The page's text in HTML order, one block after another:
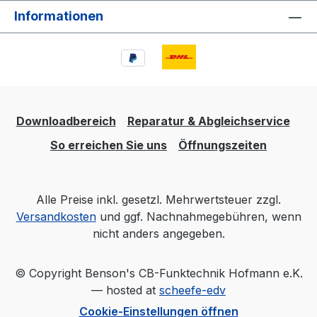
42DS (MIDLAND42DS) nicht "nur"
ein CB-Handfunkgerät, sondern
auch ein sehr kompaktes CB-
Mobilfunkgerät. Dabei bringt dieses
Handfunkgerät durchaus die
einen großen Funktionsumfang.
ALAN (MIDLAND 42 oder ALAN
(automatische Squelch
Funktion) und das damit verbundene
gute Audiobild hin. Ob gerade bei
bei Betrieb an Aufsteckantennen die
Funktion sehr wichtig ist, muss wohl
jeder Anwender für sich entscheiden.
Informationen
Downloadbereich
Reparatur & Abgleichservice
So erreichen Sie uns
Öffnungszeiten
Alle Preise inkl. gesetzl. Mehrwertsteuer zzgl.
Versandkostenund ggf. Nachnahmegebühren, wenn
nicht anders angegeben.
© Copyright Benson's CB-Funktechnik Hofmann e.K.
— hosted at scheefe-edv
Cookie-Einstellungen öffnen